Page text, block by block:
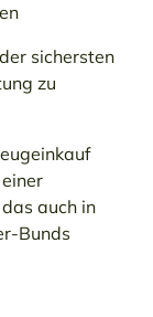
sichersten
zu
auch in
Bunds